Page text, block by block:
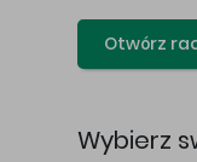
Otwórz
Wybierz